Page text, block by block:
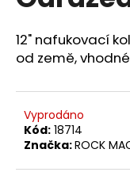
z
5
hvězdiček.
12" nafukovací
od země,
Vyprodáno
Kód: 18714
Značka:ROCK
j
í